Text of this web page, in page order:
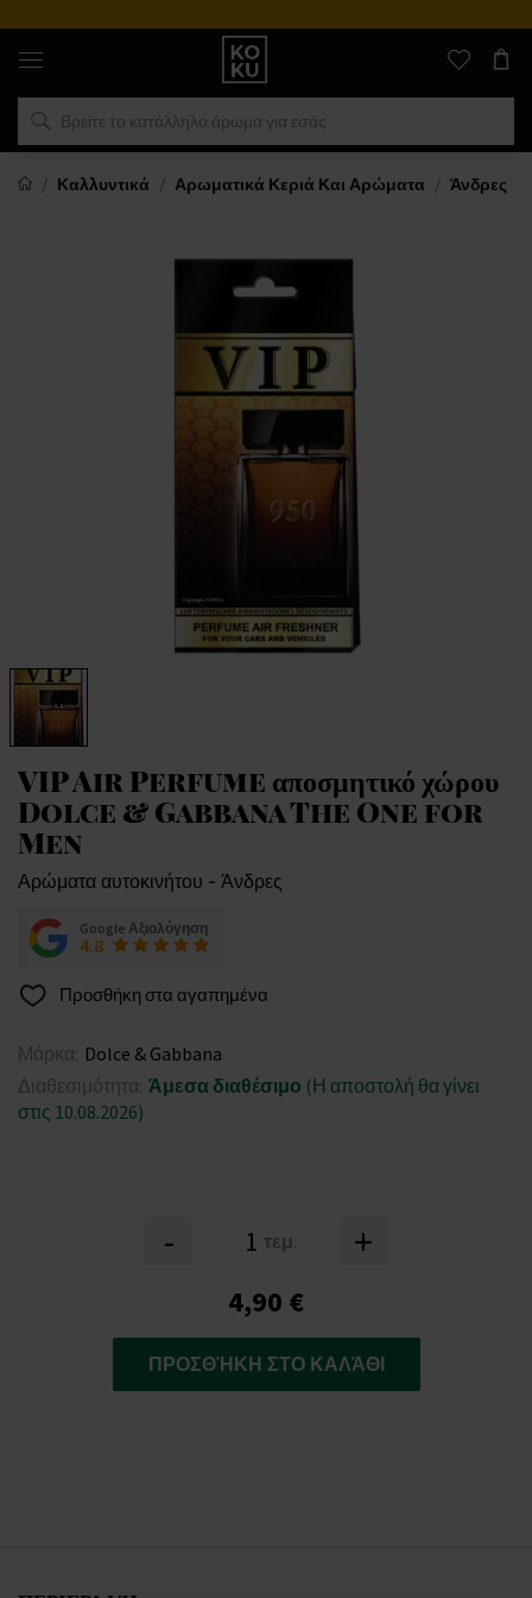
Αυθεντικά
αρώματα
και
ρολόγια
σε
μέρος
Καλλυντικά
Αρωματικά Κεριά Και Αρώματα Άνδρες
VIP Air Perfume αποσμητικό χώρου
Dolce & Gabbana The One for
Men
Αρώματα αυτοκινήτου - Άνδρες
Google Αξιολόγηση
4.8
Προσθήκη στα αγαπημένα
Μάρκα: Dolce & Gabbana
Διαθεσιμότητα: Άμεσα διαθέσιμο (Η αποστολή θα γίνει
στις 10.08.2026)
- τεμ. +
4,90 €
ΠΡΟΣΘΉΚΗ ΣΤΟ ΚΑΛΆΘΙ